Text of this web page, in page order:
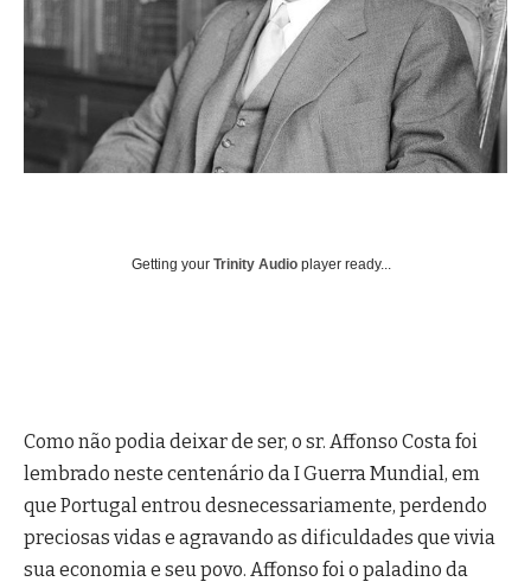
Getting your Trinity Audio player ready...
Como não podia deixar de ser, o sr. Affonso Costa foi
lembrado neste centenário da I Guerra Mundial, em
que Portugal entrou desnecessariamente, perdendo
preciosas vidas e agravando as dificuldades que vivia
sua economia e seu povo. Affonso foi o paladino da